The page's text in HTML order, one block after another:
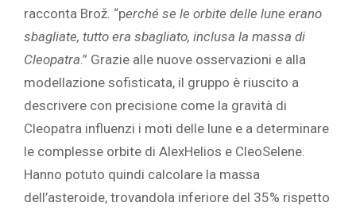
racconta Brož. “perché se le orbite delle lune erano
sbagliate, tutto era sbagliato, inclusa la massa di
Cleopatra.” Grazie alle nuove osservazioni e alla
modellazione sofisticata, il gruppo è riuscito a
descrivere con precisione come la gravità di
Cleopatra influenzi i moti delle lune e a determinare
le complesse orbite di AlexHelios e CleoSelene.
Hanno potuto quindi calcolare la massa
dell’asteroide, trovandola inferiore del 35% rispetto